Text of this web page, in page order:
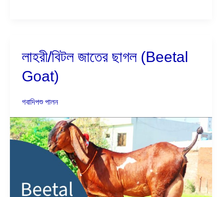
লাহরী/বিটল জাতের ছাগল (Beetal
Goat)
গবাদিপশু পালন
লাহরী/
জাতের
ছাগল
Goat)